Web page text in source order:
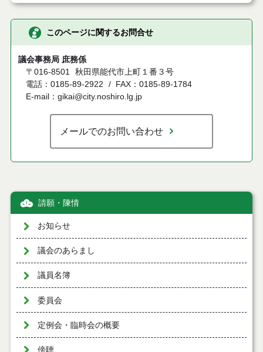
このページに関するお問合せ
議会事務局 庶務係
〒016-8501
秋田県能代市上町１番３号
電話：0185-89-2922
FAX：0185-89-1784
E-mail：gikai@city.noshiro.lg.jp
メールでのお問い合わせ
請願・陳情
お知らせ
議会のあらまし
議員名簿
委員会
定例会・臨時会の概要
傍聴